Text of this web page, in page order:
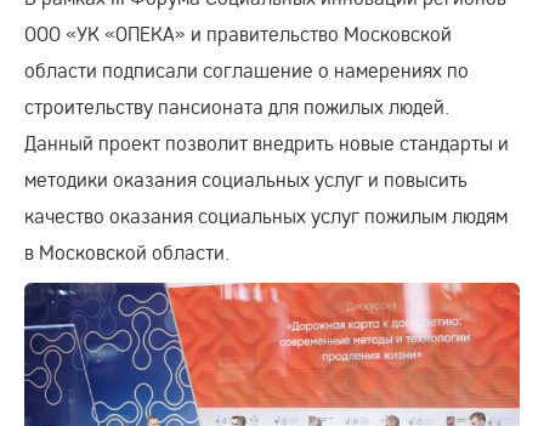
ООО «УК «ОПЕКА» и правительство Московской
области подписали соглашение о намерениях по
строительству пансионата для пожилых людей.
Данный проект позволит внедрить новые стандарты и
методики оказания социальных услуг и повысить
качество оказания социальных услуг пожилым людям
в Московской области.